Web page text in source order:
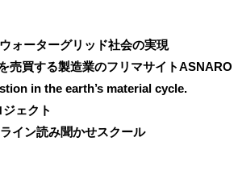
ォーターグリッド社会の実現
買する製造業のフリマサイトASNARO
in the earth’s material cycle.
ェクト
イン読み聞かせスクール